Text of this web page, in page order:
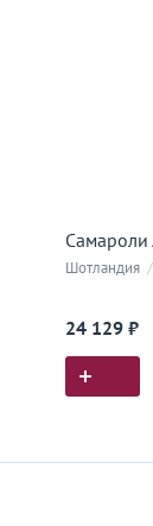
Самароли
Шотландия /
24 129 ₽